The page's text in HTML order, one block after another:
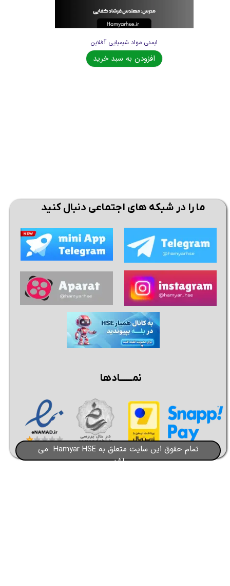
★
ایمنی مواد شیمیایی آفلاین
افزودن به سبد خرید
تمام حقوق این سایت متعلق به Hamyar HSE می
باشد​​​​​​​
ما را در شبکه های اجتماعی دنبال کنید
نمــــــادها